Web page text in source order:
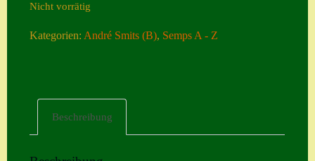
Neuheiten
Nicht vorrätig
Kategorien:André Smits (B), Semps A - Z
Beschreibung